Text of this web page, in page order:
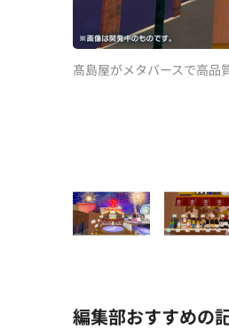
髙島屋がメタバースで高
編集部おすすめの